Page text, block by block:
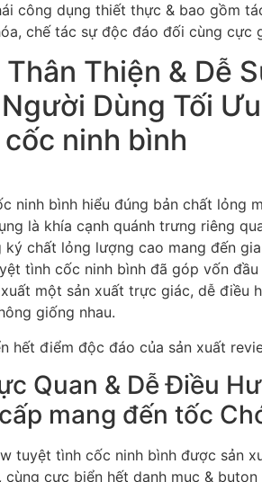
công dụng thiết thực & bao gồm
chế tác sự độc đáo đối cùng cực
Thiện & Dễ
Dùng Tối
ninh bình
ninh bình hiểu đúng bản chất lỏng
là khía cạnh quánh trưng riêng
chất lỏng lượng cao mang đến
tình cốc ninh bình đã góp vốn
một sản xuất trực giác, dễ điều
giống nhau.
hết điểm độc đáo của sản xuất
Quan & Dễ Điều
mang đến tốc
tuyệt tình cốc ninh bình được sản
cùng cực biển hết danh mục &